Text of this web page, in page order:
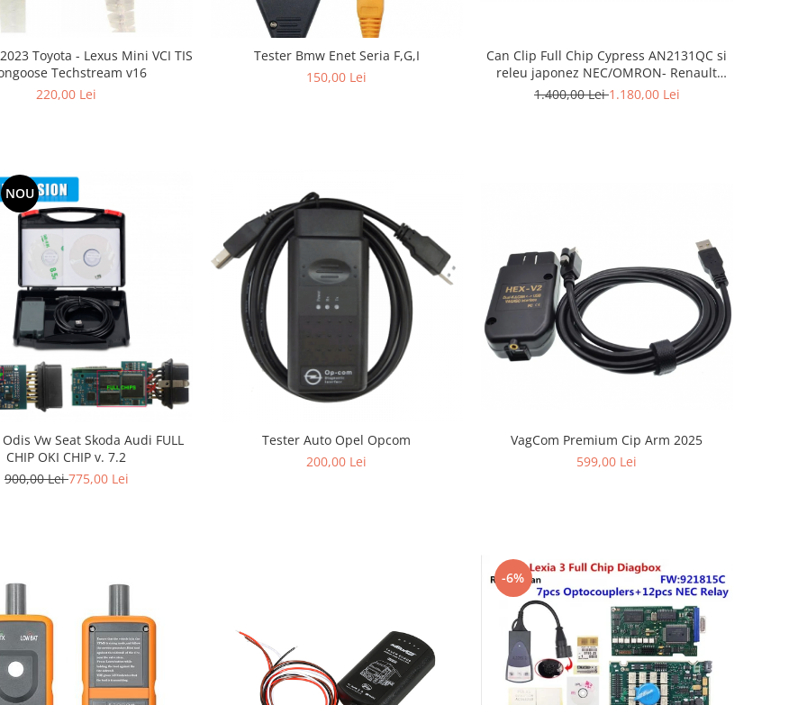
Toyota - Lexus Mini VCI TIS
Techstream v16
220,00 Lei
Tester Bmw Enet Seria F,G,I
150,00 Lei
Can Clip Full Chip Cypress AN2131QC si
releu japonez NEC/OMRON- Renault
Dacia 2021
1.400,00 Lei1.180,00 Lei
NOU
Vw Seat Skoda Audi FULL
CHIP OKI CHIP v. 7.2
900,00 Lei775,00 Lei
Tester Auto Opel Opcom
200,00 Lei
VagCom Premium Cip Arm 2025
599,00 Lei
-6%